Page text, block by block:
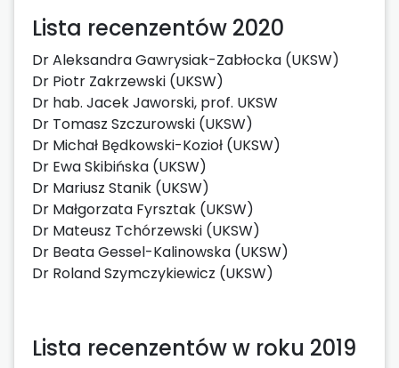
Lista recenzentów 2020
Dr Aleksandra Gawrysiak-Zabłocka (UKSW)
Dr Piotr Zakrzewski (UKSW)
Dr hab. Jacek Jaworski, prof. UKSW
Dr Tomasz Szczurowski (UKSW)
Dr Michał Będkowski-Kozioł (UKSW)
Dr Ewa Skibińska (UKSW)
Dr Mariusz Stanik (UKSW)
Dr Małgorzata Fyrsztak (UKSW)
Dr Mateusz Tchórzewski (UKSW)
Dr Beata Gessel-Kalinowska (UKSW)
Dr Roland Szymczykiewicz (UKSW)
Lista recenzentów w roku 2019